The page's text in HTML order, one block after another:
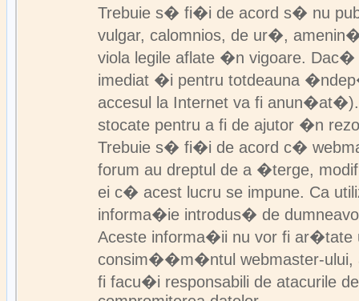
Trebuie s� fi�i de acord s� nu
vulgar, calomnios, de ur�,
viola legile aflate �n vigoare.
imediat �i pentru totdeauna
accesul la Internet va fi
stocate pentru a fi de ajutor �n
Trebuie s� fi�i de acord c�
forum au dreptul de a �terge,
ei c� acest lucru se impune. Ca
informa�ie introdus� de
Aceste informa�ii nu vor fi
consim��m�ntul webmaster-ului,
fi facu�i responsabili de atacurile